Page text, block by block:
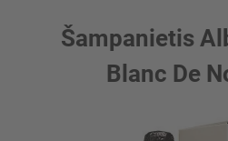
Šampanietis
Blanc De